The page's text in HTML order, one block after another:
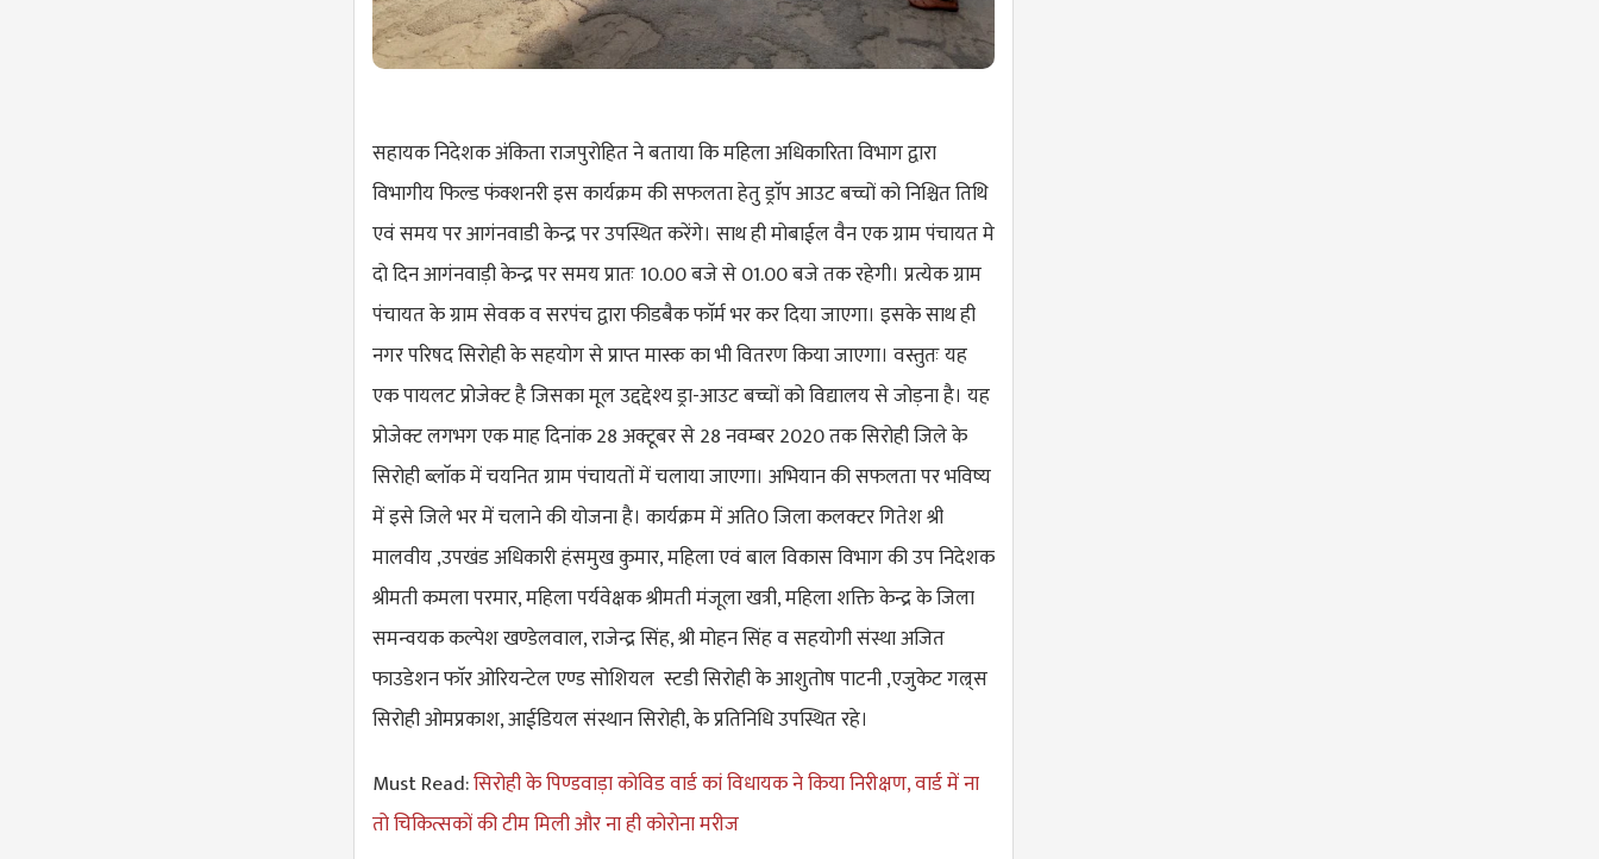
सहायक निदेशक अंकिता राजपुरोहित ने बताया कि महिला अधिकारिता विभाग द्वारा
विभागीय फिल्ड फंक्शनरी इस कार्यक्रम की सफलता हेतु ड्राॅप आउट बच्चों को निश्चित तिथि
एवं समय पर आगंनवाडी केन्द्र पर उपस्थित करेंगे। साथ ही मोबाईल वैन एक ग्राम पंचायत मे
दो दिन आगंनवाड़ी केन्द्र पर समय प्रातः 10.00 बजे से 01.00 बजे तक रहेगी। प्रत्येक ग्राम
पंचायत के ग्राम सेवक व सरपंच द्वारा फीडबैक फाॅर्म भर कर दिया जाएगा। इसके साथ ही
नगर परिषद सिरोही के सहयोग से प्राप्त मास्क का भी वितरण किया जाएगा। वस्तुतः यह
एक पायलट प्रोजेक्ट है जिसका मूल उद्दद्देश्य ड्रा-आउट बच्चों को विद्यालय से जोड़ना है। यह
प्रोजेक्ट लगभग एक माह दिनांक 28 अक्टूबर से 28 नवम्बर 2020 तक सिरोही जिले के
सिरोही ब्लाॅक में चयनित ग्राम पंचायतों में चलाया जाएगा। अभियान की सफलता पर भविष्य
में इसे जिले भर में चलाने की योजना है। कार्यक्रम में अति0 जिला कलक्टर गितेश श्री
मालवीय ,उपखंड अधिकारी हंसमुख कुमार, महिला एवं बाल विकास विभाग की उप निदेशक
श्रीमती कमला परमार, महिला पर्यवेक्षक श्रीमती मंजूला खत्री, महिला शक्ति केन्द्र के जिला
समन्वयक कल्पेश खण्डेलवाल, राजेन्द्र सिंह, श्री मोहन सिंह व सहयोगी संस्था अजित
फाउडेशन फाॅर ओरियन्टेल एण्ड सोशियल स्टडी सिरोही के आशुतोष पाटनी ,एजुकेट गल्र्स
सिरोही ओमप्रकाश, आईडियल संस्थान सिरोही, के प्रतिनिधि उपस्थित रहे।
Must Read:सिरोही के पिण्डवाड़ा कोविड वार्ड कां विधायक ने किया निरीक्षण, वार्ड में ना
तो चिकित्सकों की टीम मिली और ना ही कोरोना मरीज